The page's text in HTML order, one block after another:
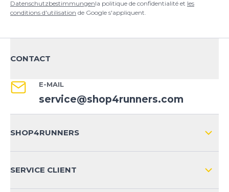
Datenschutzbestimmungenla politique de confidentialité et les
conditions d'utilisation de Google s'appliquent.
CONTACT
E-MAIL
service@shop4runners.com
SHOP4RUNNERS
SERVICE CLIENT